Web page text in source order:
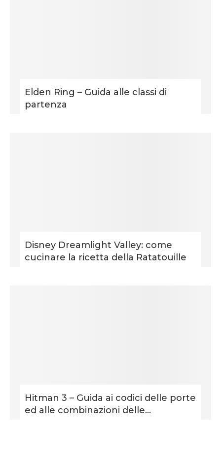
Elden Ring – Guida alle classi di
partenza
Disney Dreamlight Valley: come
cucinare la ricetta della Ratatouille
Hitman 3 – Guida ai codici delle porte
ed alle combinazioni delle...